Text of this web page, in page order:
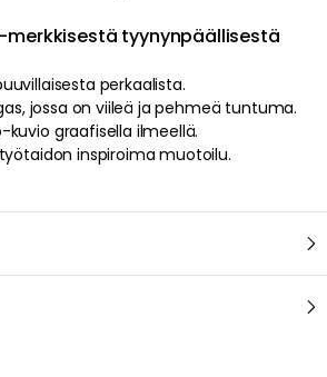
merkkisestä tyynynpäällisestä
perkaalista.
jossa on viileä ja pehmeä tuntuma.
graafisella ilmeellä.
inspiroima muotoilu.